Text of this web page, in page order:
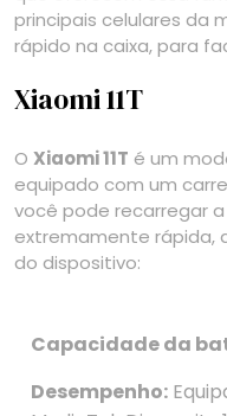
principais celulares da
rápido na caixa, para
Xiaomi 11T
O Xiaomi 11T é um
equipado com um
você pode recarregar
extremamente rápida,
do dispositivo:
Capacidade da
Desempenho: